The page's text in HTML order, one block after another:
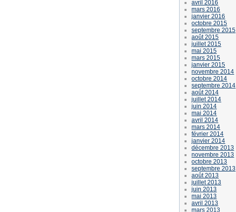
avril 2016
mars 2016
janvier 2016
octobre 2015
septembre 2015
août 2015
juillet 2015
mai 2015
mars 2015
janvier 2015
novembre 2014
octobre 2014
septembre 2014
août 2014
juillet 2014
juin 2014
mai 2014
avril 2014
mars 2014
février 2014
janvier 2014
décembre 2013
novembre 2013
octobre 2013
septembre 2013
août 2013
juillet 2013
juin 2013
mai 2013
avril 2013
mars 2013